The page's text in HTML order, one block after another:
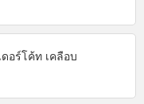
อร์โค้ท เคลือบ